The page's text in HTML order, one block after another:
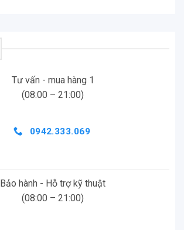
Tư vấn - mua hàng 1
(08:00 – 21:00)
0942.333.069
Bảo hành - Hỗ trợ kỹ thuật
(08:00 – 21:00)